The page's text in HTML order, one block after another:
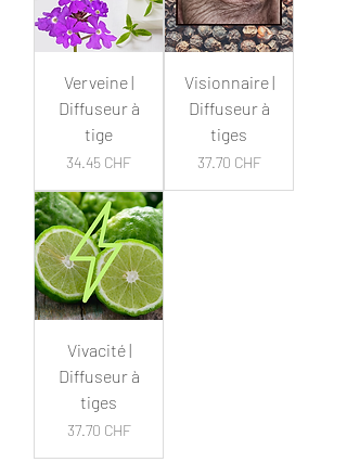
Verveine |
Diffuseur à
tige
Prix
34.45 CHF
Visionnaire |
Diffuseur à
tiges
Prix
37.70 CHF
Vivacité |
Diffuseur à
tiges
Prix
37.70 CHF